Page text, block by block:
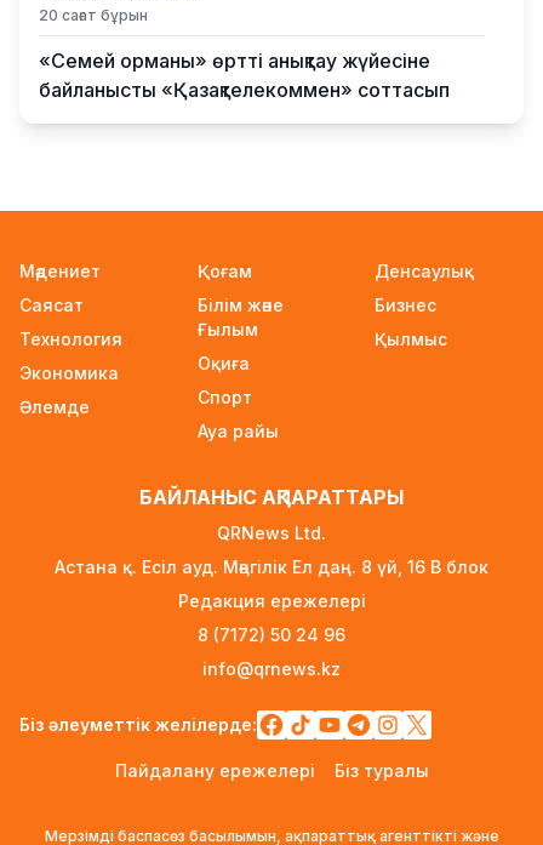
20 сағат бұрын
«Семей орманы» өртті анықтау жүйесіне
байланысты «Қазақтелекоммен» соттасып
жатыр
21 сағат бұрын
FIFA-дағы дағдарыс: Инфантино қызметінен
21 сағат бұрын
Ғарышта сирек кездесетін оқиға: SpaceX
22 сағат бұрын
Қазақстан мен Ресей маркетплейстерді
біріктіруі мүмкін – ресейлік шенеунік
Болашақ студенттердің назарына: грант
конкурсының нәтижесі қашан және қайда
22 сағат бұрын
Астанада «Пари Сен-Жермен» клубының
Мәдениет
Саясат
Технология
Экономика
Әлемде
Қоғам
Білім және
Ғылым
Оқиға
Спорт
Ауа райы
Денсаулық
Бизнес
Қылмыс
БАЙЛАНЫС АҚПАРАТТАРЫ
QRNews Ltd.
Астана қ. Есіл ауд. Мәңгілік Ел даң. 8 үй, 16 B блок
Редакция ережелері
8 (7172) 50 24 96
info@qrnews.kz
Біз әлеуметтік желілерде:
Пайдалану ережелері Біз туралы
Мерзімді баспасөз басылымын, ақпараттық агенттікті және